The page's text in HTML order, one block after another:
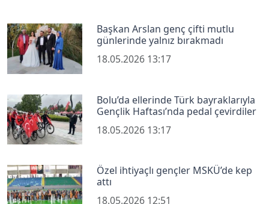
Başkan Arslan genç çifti mutlu
günlerinde yalnız bırakmadı
18.05.2026 13:17
Bolu’da ellerinde Türk bayraklarıyla
Gençlik Haftası’nda pedal çevirdiler
18.05.2026 13:17
Özel ihtiyaçlı gençler MSKÜ’de kep
attı
18.05.2026 12:51